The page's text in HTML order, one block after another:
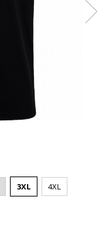
3XL 4XL